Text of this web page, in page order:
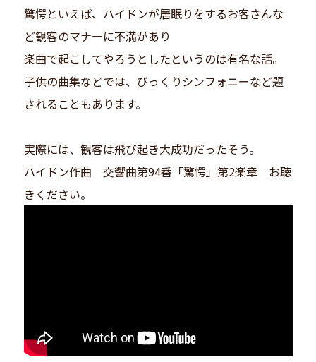
驚愕といえば、ハイドンが居眠りをするお客さんな
ど観客のマナーに不満があり
楽曲で起こしてやろうとしたというのは有名な話。
子供の曲集などでは、びっくりシンフォニーなど題
されることもあります。
実際には、観客は飛び起き大成功だったそう。
ハイドン作曲 交響曲第94番「驚愕」第2楽章 お聴
きください。